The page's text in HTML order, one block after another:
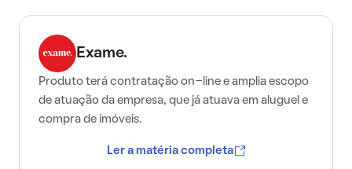
Exame.
Produto terá contratação on-line e amplia escopo
de atuação da empresa, que já atuava em aluguel e
compra de imóveis.
Ler a matéria completa